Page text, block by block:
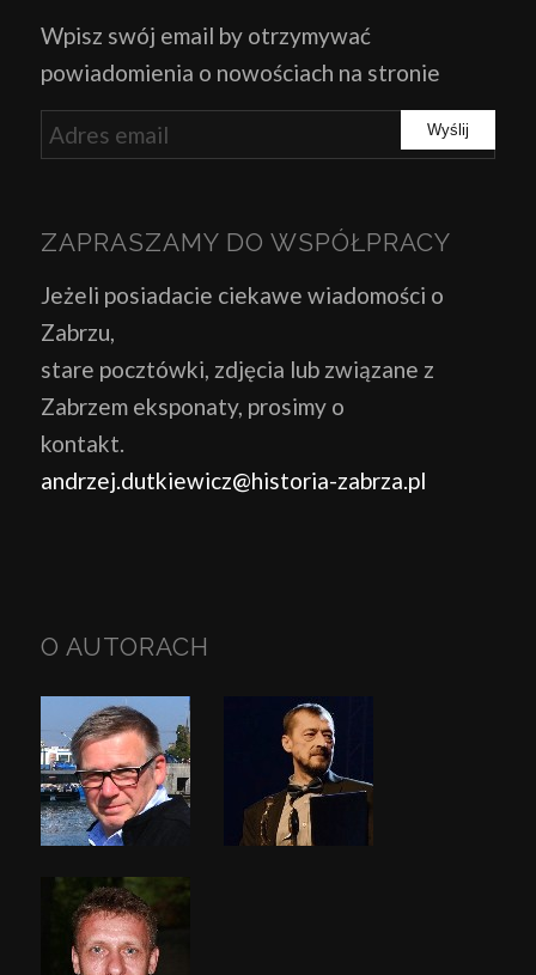
Wpisz swój email by otrzymywać
powiadomienia o nowościach na stronie
ZAPRASZAMY DO WSPÓŁPRACY
Jeżeli posiadacie ciekawe wiadomości o
Zabrzu,
stare pocztówki, zdjęcia lub związane z
Zabrzem eksponaty, prosimy o
kontakt.
andrzej.dutkiewicz@historia-zabrza.pl
O AUTORACH